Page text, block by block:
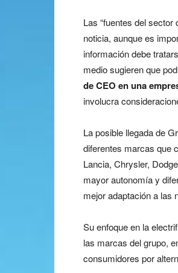
Las “fuentes del sector
noticia, aunque es
información debe
medio sugieren que
de CEO en una
involucra
La posible llegada de
diferentes marcas que
Lancia, Chrysler,
mayor autonomía y
mejor adaptación a las
Su enfoque en la
las marcas del grupo,
consumidores por